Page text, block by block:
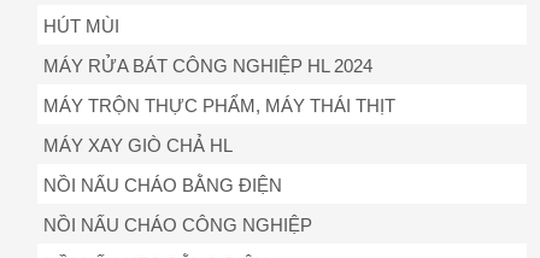
HÚT MÙI
MÁY RỬA BÁT CÔNG NGHIỆP HL 2024
MÁY TRỘN THỰC PHẨM, MÁY THÁI THỊT
MÁY XAY GIÒ CHẢ HL
NỒI NẤU CHÁO BẰNG ĐIỆN
NỒI NẤU CHÁO CÔNG NGHIỆP